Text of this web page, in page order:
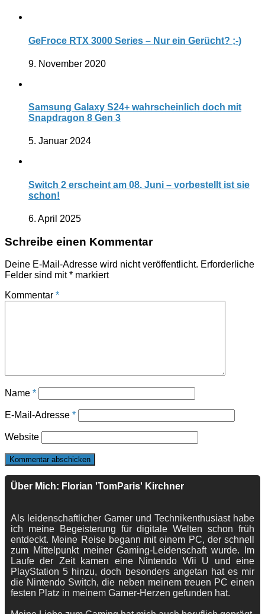
GeFroce RTX 3000 Series – Nur ein Gerücht? ;-)
9. November 2020
Samsung Galaxy S24+ wahrscheinlich doch mit
Snapdragon 8 Gen 3
5. Januar 2024
Switch 2 erscheint am 08. Juni – vorbestellt ist sie
schon!
6. April 2025
Schreibe einen Kommentar
Deine E-Mail-Adresse wird nicht veröffentlicht. Erforderliche
Felder sind mit* markiert
Kommentar *
Name *
E-Mail-Adresse *
Website
Über Mich: Florian 'TomParis' Kirchner
Als leidenschaftlicher Gamer und Technikenthusiast habe
ich meine Begeisterung für digitale Welten schon früh
entdeckt. Meine Reise begann mit einem PC, der schnell
zum Mittelpunkt meiner Gaming-Leidenschaft wurde. Im
Laufe der Zeit kamen eine Nintendo Wii U und eine
PlayStation 5 hinzu, doch besonders angetan hat es mir
die Nintendo Switch, die neben meinem treuen PC einen
festen Platz in meinem Gamer-Herzen gefunden hat.